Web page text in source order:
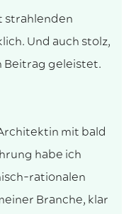
strahlenden
Und auch stolz,
Beitrag geleistet.
mit bald
habe ich
rationalen
Branche, klar